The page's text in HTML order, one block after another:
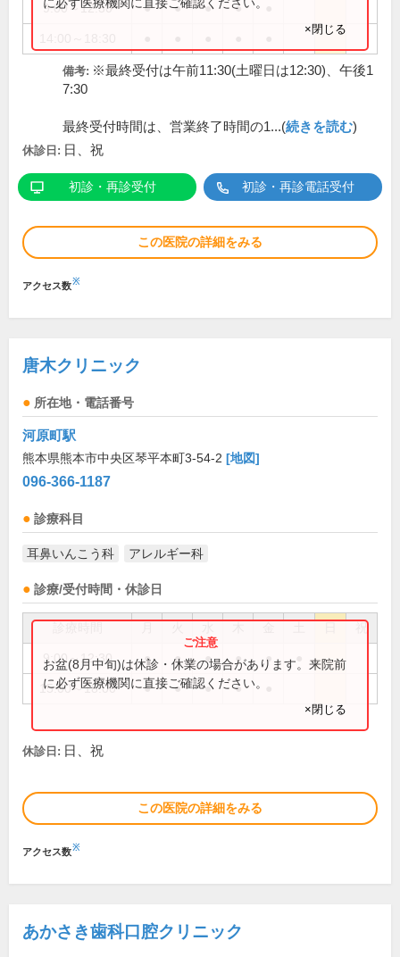
9:00～12:30 ● ● ● ●
×閉じる
備考: ※最終受付は午前11:30(土曜日は12:30)、午後1
7:30
最終受付時間は、営業終了時間の1...(続きを読む)
休診日: 日、祝
初診・再診受付 初診・再診電話受付
この医院の詳細をみる
アクセス数※
唐木クリニック
所在地・電話番号
河原町駅
熊本県熊本市中央区琴平本町3-54-2 [地図]
096-366-1187
診療科目
耳鼻いんこう科 アレルギー科
診療/受付時間・休診日
祝
9:00～12:30 ● ● ● ● ●
15:00～18:00 ● ● ● ●
お盆(8月中旬)は休診・休業の場合があります。来院前
に必ず医療機関に直接ご確認ください。
×閉じる
休診日: 日、祝
この医院の詳細をみる
アクセス数※
あかさき歯科口腔クリニック